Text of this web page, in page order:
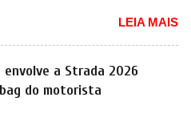
Rezvani. Junto com as
já confirmou que o Dune será
exclusivo. Ao todo, serão
produzidas... para todo
(abreviação de JIA)
nova imagem teaser que
o Interceptor GTX, o
a marca no mercado.
(GT) apareceu em uma nova
onde ele aparece o para-
LEIA MAIS
envolve a Strada 2026
do motorista